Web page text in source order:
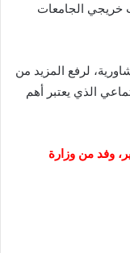
خريجي الجامعات
لرفع المزيد من
الذي يعتبر أهم
وفد من وزارة